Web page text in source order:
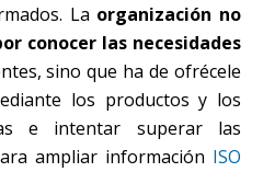
La organización no
conocer las necesidades
sino que ha de ofrécele
los productos y los
e intentar superar las
ampliar información ISO